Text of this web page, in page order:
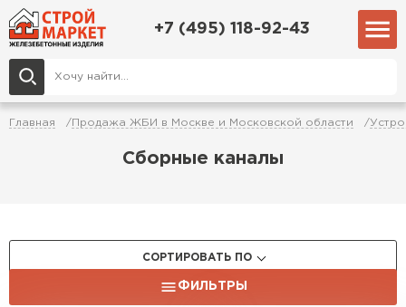
+7 (495) 118-92-43
Главная Продажа ЖБИ в Москве и Московской области
Сборные каналы
СОРТИРОВАТЬ ПО
ФИЛЬТРЫ